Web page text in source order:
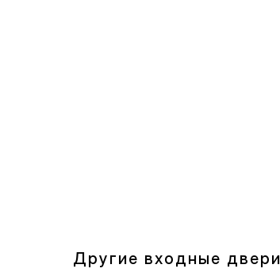
Другие входные двери